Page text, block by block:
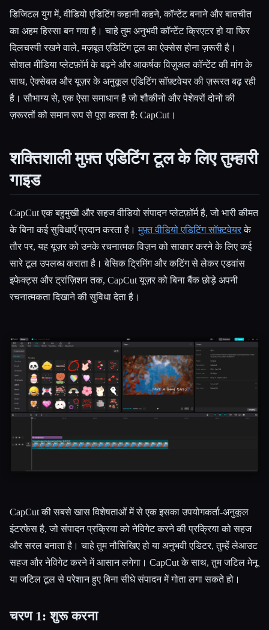
सभी श्रेणियाँ
हमारे बारे में
Esc
डिजिटल युग में, वीडियो एडिटिंग कहानी कहने, कॉन्टेंट बनाने और बातचीत
का अहम हिस्सा बन गया है। चाहे तुम अनुभवी कॉन्टेंट क्रिएटर हो या फिर
दिलचस्पी रखने वाले, मज़बूत एडिटिंग टूल का ऐक्सेस होना ज़रूरी है।
सोशल मीडिया प्लेटफ़ॉर्म के बढ़ने और आकर्षक विज़ुअल कॉन्टेंट की मांग के
साथ, ऐक्सेबल और यूज़र के अनुकूल एडिटिंग सॉफ़्टवेयर की ज़रूरत बढ़ रही
है। सौभाग्य से, एक ऐसा समाधान है जो शौकीनों और पेशेवरों दोनों की
ज़रूरतों को समान रूप से पूरा करता है: CapCut।
शक्तिशाली मुफ़्त एडिटिंग टूल के लिए तुम्हारी
गाइड
CapCut एक बहुमुखी और सहज वीडियो संपादन प्लेटफ़ॉर्म है, जो भारी कीमत
के बिना कई सुविधाएँ प्रदान करता है।मुफ़्त वीडियो एडिटिंग सॉफ़्टवेयरके
तौर पर, यह यूज़र को उनके रचनात्मक विज़न को साकार करने के लिए कई
सारे टूल उपलब्ध कराता है। बेसिक ट्रिमिंग और कटिंग से लेकर एडवांस
इफेक्ट्स और ट्रांज़िशन तक, CapCut यूज़र को बिना बैंक छोड़े अपनी
रचनात्मकता दिखाने की सुविधा देता है।
CapCut की सबसे खास विशेषताओं में से एक इसका उपयोगकर्ता-अनुकूल
इंटरफेस है, जो संपादन प्रक्रिया को नेविगेट करने की प्रक्रिया को सहज
और सरल बनाता है। चाहे तुम नौसिखिए हो या अनुभवी एडिटर, तुम्हेंं लेआउट
सहज और नेविगेट करने में आसान लगेगा। CapCut के साथ, तुम जटिल मेनू
या जटिल टूल से परेशान हुए बिना सीधे संपादन में गोता लगा सकते हो।
चरण 1: शुरू करना